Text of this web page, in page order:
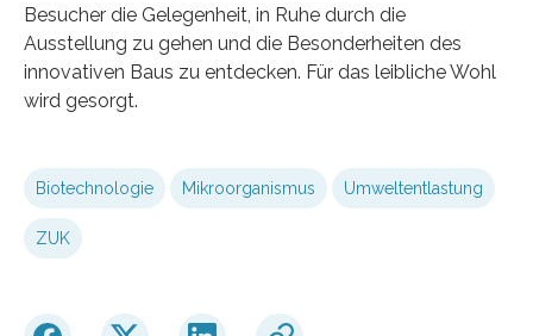
Besucher die Gelegenheit, in Ruhe durch die
Ausstellung zu gehen und die Besonderheiten des
innovativen Baus zu entdecken. Für das leibliche Wohl
wird gesorgt.
Biotechnologie Mikroorganismus Umweltentlastung
ZUK